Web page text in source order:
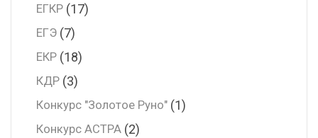
ЕГКР (17)
ЕГЭ (7)
ЕКР (18)
КДР (3)
Конкурс "Золотое Руно" (1)
Конкурс АСТРА (2)